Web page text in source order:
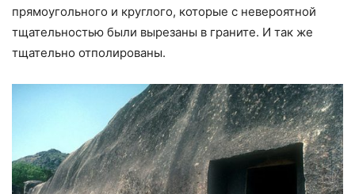
прямоугольного и круглого, которые с невероятной
тщательностью были вырезаны в граните. И так же
тщательно отполированы.